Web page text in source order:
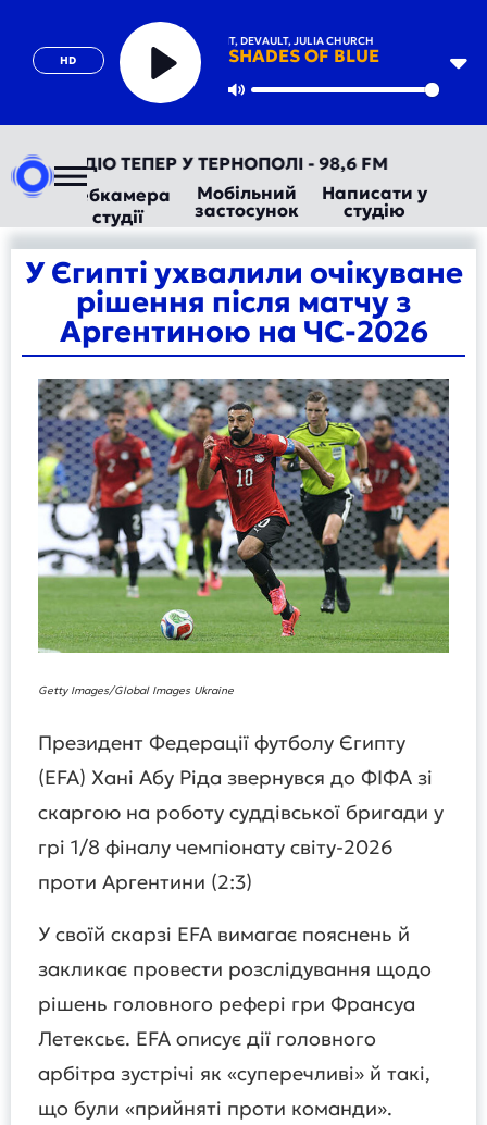
HD
JOHN SUMMIT, DEVAULT, JULIA CHURCH
SHADES OF BLUE
Play
ТЕПЕР У ТЕРНОПОЛІ - 98,6 FM
Вебкамера
студії
Мобільний
застосунок
Написати у
студію
У Єгипті ухвалили очікуване
рішення після матчу з
Аргентиною на ЧС-2026
Getty Images/Global Images Ukraine
Президент Федерації футболу Єгипту
(EFA) Хані Абу Ріда звернувся до ФІФА зі
скаргою на роботу суддівської бригади у
грі 1/8 фіналу чемпіонату світу-2026
проти Аргентини (2:3)
У своїй скарзі EFA вимагає пояснень й
закликає провести розслідування щодо
рішень головного рефері гри Франсуа
Летексьє. EFA описує дії головного
арбітра зустрічі як «суперечливі» й такі,
що були «прийняті проти команди».